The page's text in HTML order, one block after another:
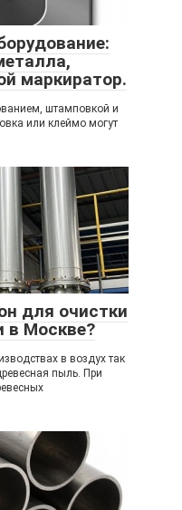
маркиратор.
штамповкой и
или клеймо могут
для очистки
в Москве?
в воздух так
пыль. При